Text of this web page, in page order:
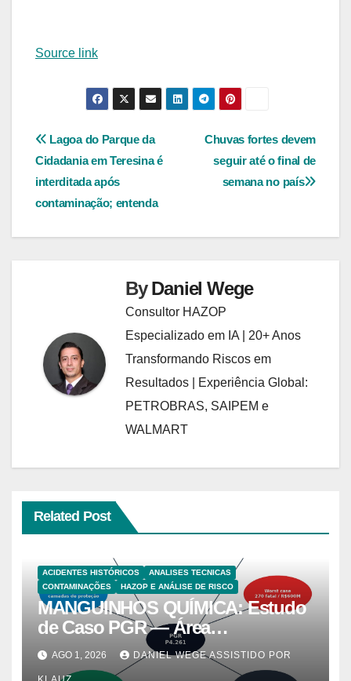
Source link
Navegação
de
Post
Chuvas fortes devem
seguir até o final de
semana no país
Lagoa do Parque da
Cidadania em Teresina é
interditada após
contaminação; entenda
ByDaniel Wege
Consultor HAZOP
Especializado em IA | 20+ Anos
Transformando Riscos em
Resultados | Experiência Global:
PETROBRAS, SAIPEM e
WALMART
Related Post
ACIDENTES HISTÓRICOS
ANALISES TECNICAS
CONTAMINAÇÕES
HAZOP E ANÁLISE DE RISCO
MANGUINHOS QUÍMICA: Estudo
de Caso PGR — Área
Contaminada Prioridade A em
Campinas (CETESB P4.261)
AGO 1, 2026 DANIEL WEGE ASSISTIDO POR